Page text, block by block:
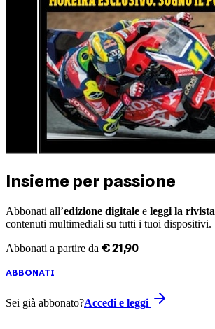
Insieme per passione
Abbonati all’edizione digitale e leggi la rivista
contenuti multimediali su tutti i tuoi dispositivi.
Abbonati a partire da €21,90
ABBONATI
Sei già abbonato?Accedi e leggi